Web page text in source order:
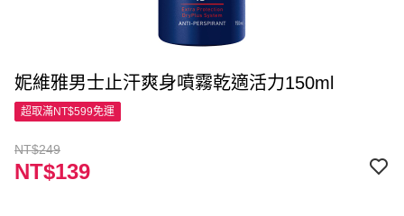
妮維雅男士止汗爽身噴霧乾適活力150ml
超取滿NT$599免運
NT$249
NT$139